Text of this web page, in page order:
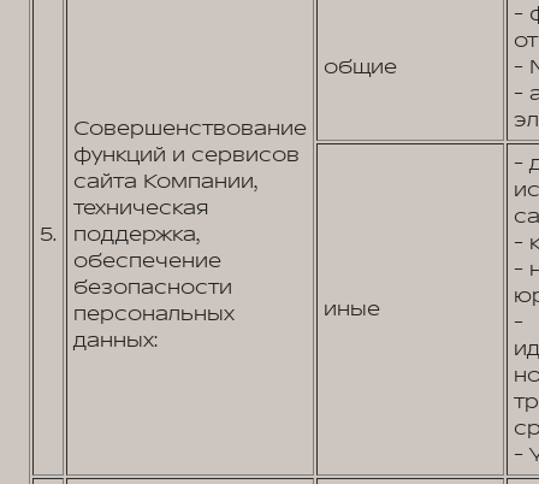
5.
Совершенствование
функций и сервисов
сайта Компании,
техническая
поддержка,
обеспечение
безопасности
персональных
данных:
общие
-
-
-
иные
-
-
-
-
-